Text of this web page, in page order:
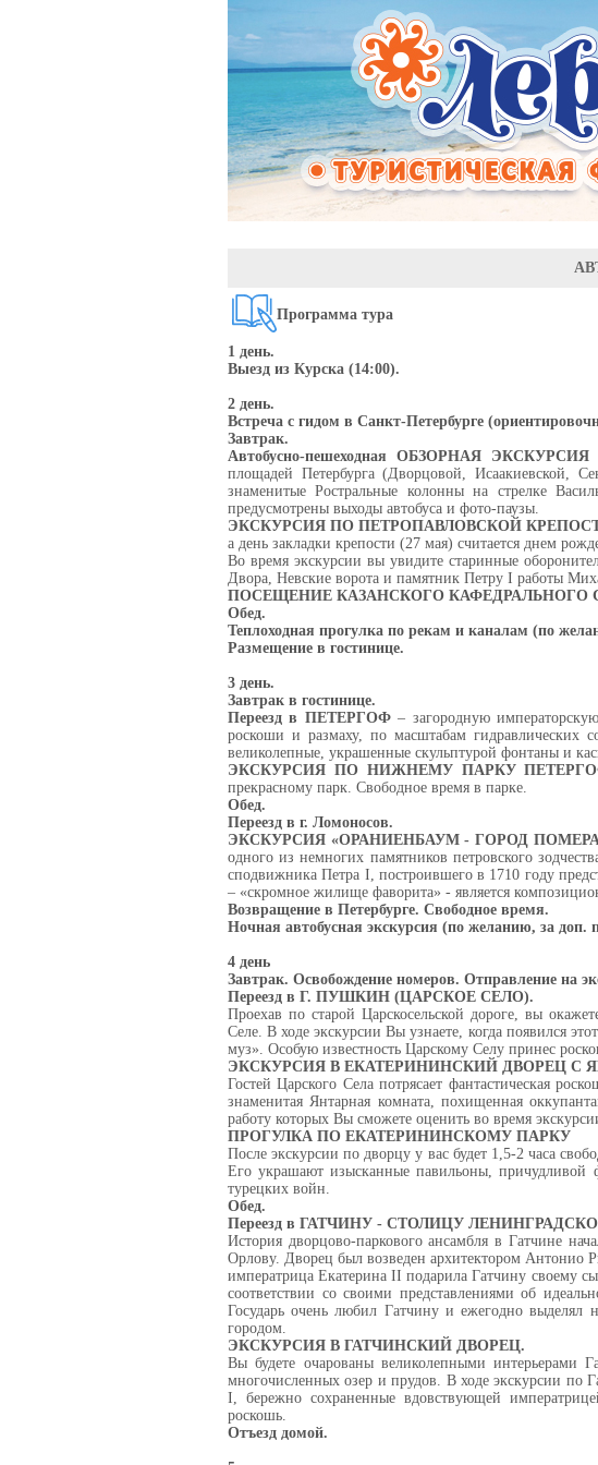
Программа тура
1 день.
Выезд из Курска (14:00).
2 день.
Встреча с гидом в Санкт-Петербурге
Завтрак.
Автобусно-пешеходная ОБЗОРНАЯ
площадей Петербурга (Дворцовой, Исаакиевской,
знаменитые Ростральные колонны на стрелке
предусмотрены выходы автобуса и фото-паузы.
ЭКСКУРСИЯ ПО ПЕТРОПАВЛОВСКОЙ
а день закладки крепости (27 мая) считается днем
Во время экскурсии вы увидите старинные
Двора, Невские ворота и памятник Петру I работы
ПОСЕЩЕНИЕ КАЗАНСКОГО КАФЕДРАЛЬНОГО
Обед.
Теплоходная прогулка по рекам и каналам (по
Размещение в гостинице.
3 день.
Завтрак в гостинице.
Переезд в ПЕТЕРГОФ– загородную
роскоши и размаху, по масштабам гидравлических
великолепные, украшенные скульптурой фонтаны и
ЭКСКУРСИЯ ПО НИЖНЕМУ ПАРКУ
прекрасному парк. Свободное время в парке.
Обед.
Переезд в г. Ломоносов.
ЭКСКУРСИЯ «ОРАНИЕНБАУМ - ГОРОД
одного из немногих памятников петровского
сподвижника Петра I, построившего в 1710 году
– «скромное жилище фаворита» - является
Возвращение в Петербурге. Свободное время.
Ночная автобусная экскурсия (по желанию, за доп.
4 день
Завтрак. Освобождение номеров. Отправление на
Переезд в Г. ПУШКИН (ЦАРСКОЕ СЕЛО).
Проехав по старой Царскосельской дороге, вы
Селе. В ходе экскурсии Вы узнаете, когда появился
муз». Особую известность Царскому Селу принес
ЭКСКУРСИЯ В ЕКАТЕРИНИНСКИЙ ДВОРЕЦ С
Гостей Царского Села потрясает фантастическая
знаменитая Янтарная комната, похищенная
работу которых Вы сможете оценить во время
ПРОГУЛКА ПО ЕКАТЕРИНИНСКОМУ ПАРКУ
После экскурсии по дворцу у вас будет 1,5-2 часа
Его украшают изысканные павильоны, причудливой
турецких войн.
Обед.
Переезд в ГАТЧИНУ - СТОЛИЦУ
История дворцово-паркового ансамбля в Гатчине
Орлову. Дворец был возведен архитектором Антонио
императрица Екатерина II подарила Гатчину своему
соответствии со своими представлениями об
Государь очень любил Гатчину и ежегодно выделял
городом.
ЭКСКУРСИЯ В ГАТЧИНСКИЙ ДВОРЕЦ.
Вы будете очарованы великолепными интерьерами
многочисленных озер и прудов. В ходе экскурсии по
I, бережно сохраненные вдовствующей
роскошь.
Отъезд домой.